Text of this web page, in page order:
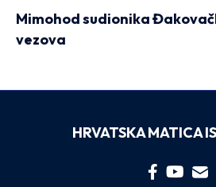
Mimohod sudionika
vezova
HRVATSKA MATICA